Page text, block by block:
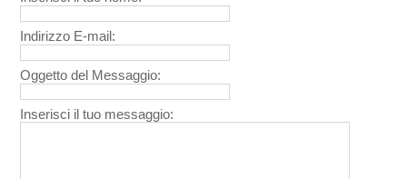
Indirizzo E-mail:
Oggetto del Messaggio:
Inserisci il tuo messaggio: